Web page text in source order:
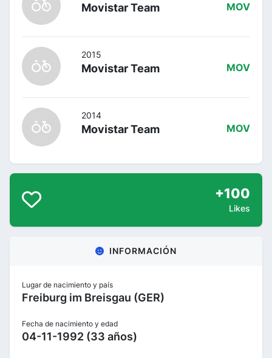
Movistar Team MOV
2015
Movistar Team MOV
2014
Movistar Team MOV
+100
Likes
INFORMACIÓN
Lugar de nacimiento y país
Freiburg im Breisgau (GER)
Fecha de nacimiento y edad
04-11-1992 (33 años)